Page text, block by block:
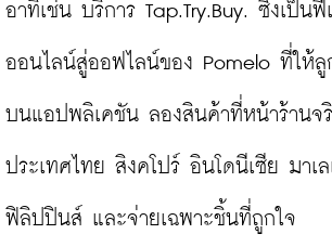
อาทิเช่น บริการ Tap.Try.Buy. ซึ่งเป็นฟี
ออนไลน์สู่ออฟไลน์ของ Pomelo ที่ให้ลู
บนแอปพลิเคชัน ลองสินค้าที่หน้าร้านจ
ประเทศไทย สิงคโปร์ อินโดนีเซีย มาเ
ฟิลิปปินส์ และจ่ายเฉพาะชิ้นที่ถูกใจ